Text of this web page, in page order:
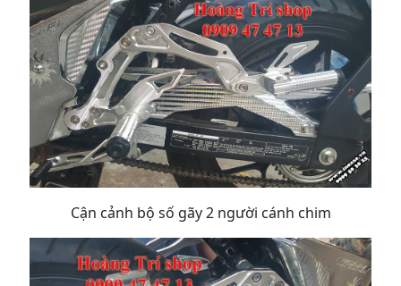
Cận cảnh bộ số gãy 2 người cánh chim